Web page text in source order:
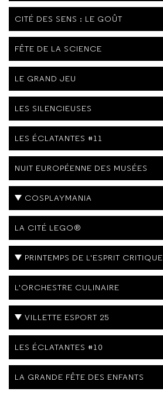
CITÉ DES SENS : LE GOÛT
FÊTE DE LA SCIENCE
LE GRAND JEU
LES SILENCIEUSES
LES ÉCLATANTES #11
NUIT EUROPÉENNE DES MUSÉES
COSPLAYMANIA
LA CITÉ LEGO®
PRINTEMPS DE L'ESPRIT CRITIQUE
L'ORCHESTRE CULINAIRE
VILLETTE ESPORT 25
LES ÉCLATANTES #10
LA GRANDE FÊTE DES ENFANTS